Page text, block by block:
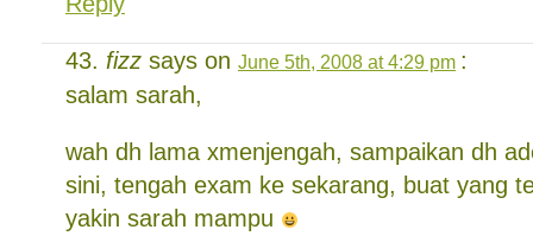
fizz says on June 5th, 2008 at 4:29 pm :
salam sarah,
wah dh lama xmenjengah, sampaikan dh
sini, tengah exam ke sekarang, buat yang
yakin sarah mampu